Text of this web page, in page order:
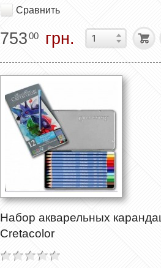
Сравнить
75300 грн.
Набор акварельных
Cretacolor